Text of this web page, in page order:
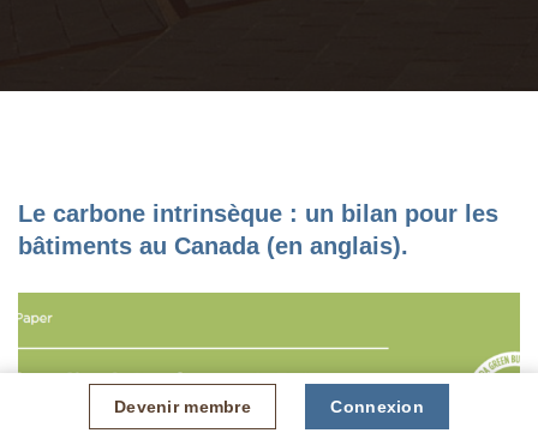
Devenir membre Connexion
Le carbone intrinsèque : un bilan pour les
bâtiments au Canada (en anglais).